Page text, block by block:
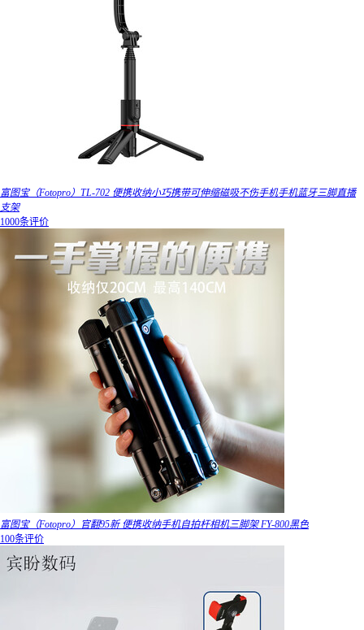
富图宝（Fotopro）TL-702 便携收纳小巧携带可伸缩磁吸不伤手机手机蓝牙三脚直播
支架
1000条评价
富图宝（Fotopro）官翻95新 便携收纳手机自拍杆相机三脚架 FY-800黑色
100条评价